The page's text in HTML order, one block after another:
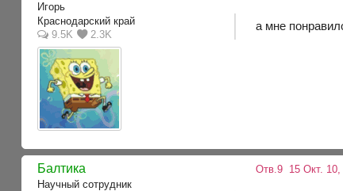
Игорь
Краснодарский край
9.5K
2.3K
а мне
Балтика
Научный сотрудник
Отв.9 15 Окт. 10,